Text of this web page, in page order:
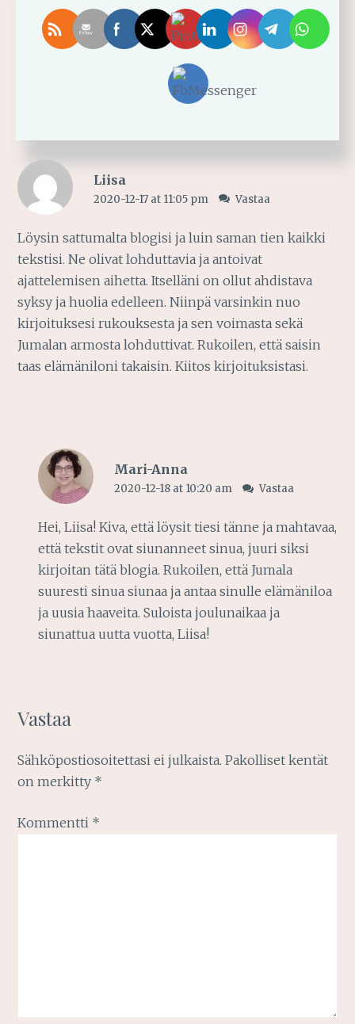
,PELASTUSSUUNNITELMA,SUURI ILO TOIVO
Hyvän uutisen
vastaanottaminen tuo suuren ilon
Liisa
2020-12-17 at 11:05 pm Vastaa
Löysin sattumalta blogisi ja luin saman tien kaikki
tekstisi. Ne olivat lohduttavia ja antoivat
ajattelemisen aihetta. Itselläni on ollut ahdistava
syksy ja huolia edelleen. Niinpä varsinkin nuo
kirjoituksesi rukouksesta ja sen voimasta sekä
Jumalan armosta lohduttivat. Rukoilen, että saisin
taas elämäniloni takaisin. Kiitos kirjoituksistasi.
Mari-Anna
2020-12-18 at 10:20 am Vastaa
Hei, Liisa! Kiva, että löysit tiesi tänne ja mahtavaa,
että tekstit ovat siunanneet sinua, juuri siksi
kirjoitan tätä blogia. Rukoilen, että Jumala
suuresti sinua siunaa ja antaa sinulle elämäniloa
ja uusia haaveita. Suloista joulunaikaa ja
siunattua uutta vuotta, Liisa!
Vastaa
Sähköpostiosoitettasi ei julkaista. Pakolliset kentät
on merkitty *
Kommentti *